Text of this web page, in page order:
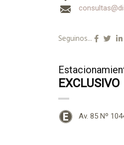
Seguinos...
EXCLUSIVO
Av. 85 Nº